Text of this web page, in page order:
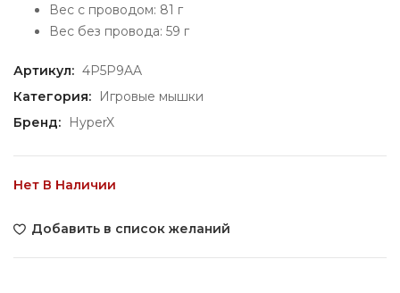
Вес с проводом: 81 г
Вес без провода: 59 г
Артикул: 4P5P9AA
Категория:
Игровые мышки
Бренд:
HyperX
Нет В Наличии
Добавить в список желаний